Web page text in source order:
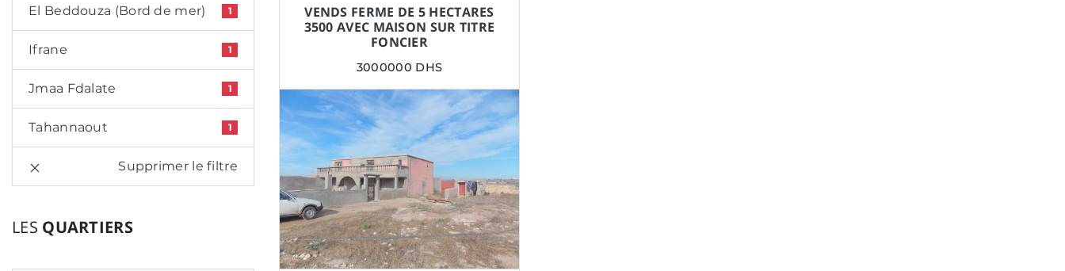
El Beddouza (Bord de mer) 1
Ifrane 1
Jmaa Fdalate 1
Tahannaout 1
Supprimer le filtre
LES QUARTIERS
VENDS FERME DE 5 HECTARES
3500 AVEC MAISON SUR TITRE
FONCIER
3000000 DHS